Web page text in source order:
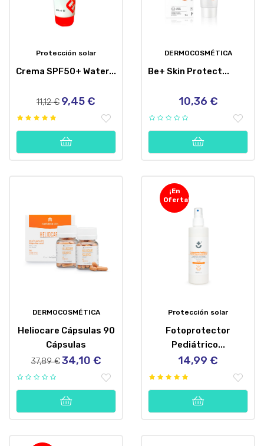
Protección solar
Crema SPF50+ Water...
Precio
11,12 € Precio
9,45 €
DERMOCOSMÉTICA
Be+ Skin Protect...
Precio
10,36 €
DERMOCOSMÉTICA
Heliocare Cápsulas 90
Cápsulas
Precio
37,89 € Precio
34,10 €
¡En
Oferta!
Protección solar
Fotoprotector
Pediátrico...
Precio
14,99 €